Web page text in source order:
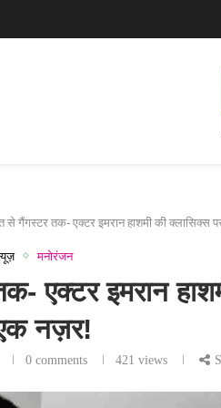
से गैंगस्टर तक- एक्टर इमरान हाशमी की क्लासिक्स
मनोरंजन
एक्टर इमरान
नज़र!
0 comments 421 views